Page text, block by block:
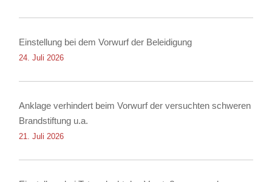
Einstellung bei dem Vorwurf der Beleidigung
24. Juli 2026
Anklage verhindert beim Vorwurf der versuchten schweren
Brandstiftung u.a.
21. Juli 2026